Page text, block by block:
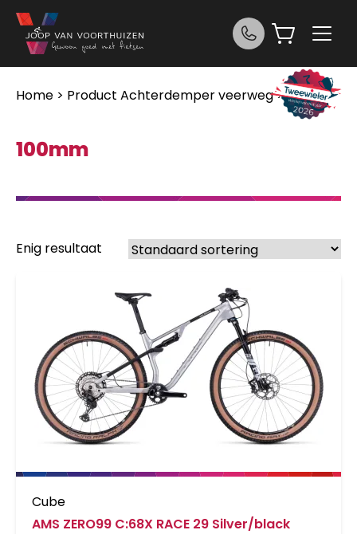
Ga naar de inhoud
Home > Product Achterdemper veerweg > 100mm
100mm
Enig resultaat
Cube
AMS ZERO99 C:68X RACE 29 Silver/black